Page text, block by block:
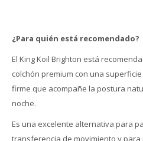
¿Para quién está recomendado?
El King Koil Brighton está
colchón premium con una
firme que acompañe la postura
noche.
Es una excelente alternativa para
transferencia de movimiento y